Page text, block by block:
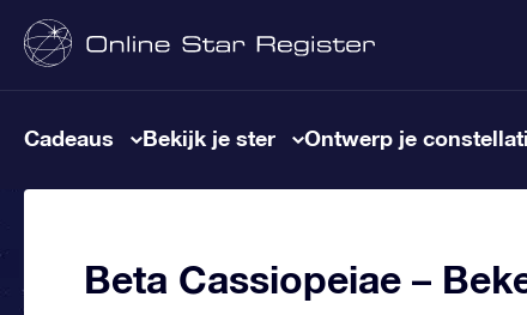
Cadeaus Bekijk je ster Ontwerp je
Beta Cassiopeiae –